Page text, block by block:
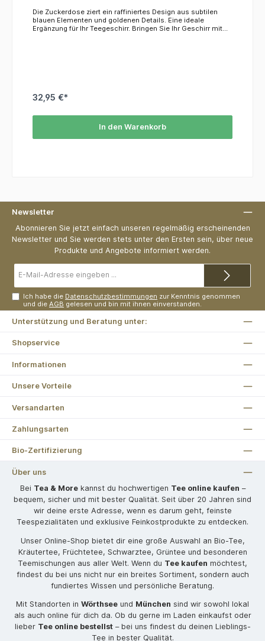
Die Zuckerdose ziert ein raffiniertes Design aus subtilen
blauen Elementen und goldenen Details. Eine ideale
Ergänzung für Ihr Teegeschirr. Bringen Sie Ihr Geschirr mit
32,95 €*
In den Warenkorb
Newsletter
Abonnieren Sie jetzt einfach unseren regelmäßig erscheinenden
Newsletter und Sie werden stets unter den Ersten sein, über neue
Produkte und Angebote informiert werden.
Mail-
Ich habe die Datenschutzbestimmungen zur Kenntnis genommen
und dieAGB gelesen und bin mit ihnen einverstanden.
Unterstützung und Beratung unter:
Shopservice
Informationen
Unsere Vorteile
Versandarten
Zahlungsarten
Bio-Zertifizierung
Über uns
Bei Tea & Morekannst du hochwertigen Tee online kaufen –
bequem, sicher und mit bester Qualität. Seit über 20 Jahren sind
wir deine erste Adresse, wenn es darum geht, feinste
Teespezialitäten und exklusive Feinkostprodukte zu entdecken.
Unser Online-Shop bietet dir eine große Auswahl an Bio-Tee,
Kräutertee, Früchtetee, Schwarztee, Grüntee und besonderen
Teemischungen aus aller Welt. Wenn du Tee kaufen möchtest,
findest du bei uns nicht nur ein breites Sortiment, sondern auch
fundiertes Wissen und persönliche Beratung.
Mit Standorten in Wörthsee und München sind wir sowohl lokal
als auch online für dich da. Ob du gerne im Laden einkaufst oder
lieber Tee online bestellst– bei uns findest du deinen Lieblings-
Tee in bester Qualität.